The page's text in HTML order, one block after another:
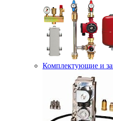
Комплектующие и